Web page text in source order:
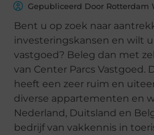
Gepubliceerd Door Rotterdam
Bent u op zoek naar
investeringskansen en wilt u
vastgoed? Beleg dan met
van Center Parcs Vastgoed.
heeft een zeer ruim en
diverse appartementen en
Nederland, Duitsland en
bedrijf van vakkennis in